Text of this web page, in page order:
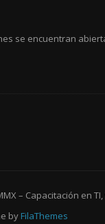
se encuentran
– Capacitación en
by FilaThemes